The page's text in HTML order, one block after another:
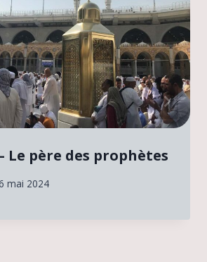
Le père des prophètes
mai 2024